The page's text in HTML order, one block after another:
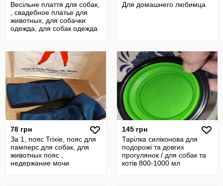
Весільне плаття для собак,
, свадебное платье для
животных, для собачки
одежда, для собак одежда
Для домашнего любимца
78 грн
За 1, пояс Trixie, пояс для
памперс для собак, для
животных пояс ,
недержание мочи
145 грн
Тарілка силіконова для
подорожі та довгих
прогулянок / для собак та
котів 800-1000 мл